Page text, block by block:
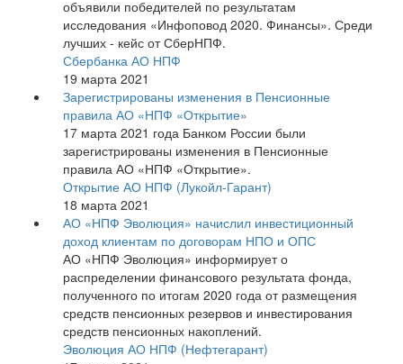
объявили победителей по результатам
исследования «Инфоповод 2020. Финансы». Среди
лучших - кейс от СберНПФ.
Сбербанка АО НПФ
19 марта 2021
Зарегистрированы изменения в Пенсионные
правила АО «НПФ «Открытие»
17 марта 2021 года Банком России были
зарегистрированы изменения в Пенсионные
правила АО «НПФ «Открытие».
Открытие АО НПФ (Лукойл-Гарант)
18 марта 2021
АО «НПФ Эволюция» начислил инвестиционный
доход клиентам по договорам НПО и ОПС
АО «НПФ Эволюция» информирует о
распределении финансового результата фонда,
полученного по итогам 2020 года от размещения
средств пенсионных резервов и инвестирования
средств пенсионных накоплений.
Эволюция АО НПФ (Нефтегарант)